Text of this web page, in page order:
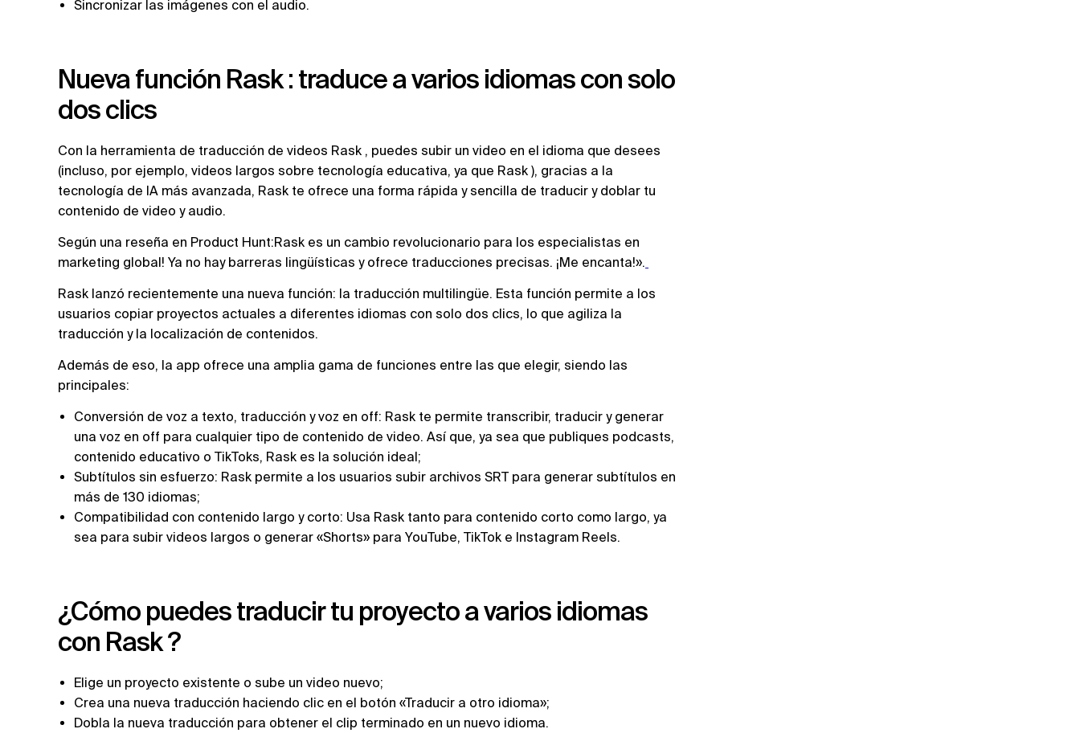
Sincronizar las imágenes con el audio.
Nueva función Rask : traduce a varios idiomas con solo
dos clics
Con la herramienta de traducción de videos Rask , puedes subir un video en el idioma que desees
(incluso, por ejemplo, videos largos sobre tecnología educativa, ya que Rask ), gracias a la
tecnología de IA más avanzada, Rask te ofrece una forma rápida y sencilla de traducir y doblar tu
contenido de video y audio.
Según una reseña en Product Hunt:Rask es un cambio revolucionario para los especialistas en
marketing global! Ya no hay barreras lingüísticas y ofrece traducciones precisas. ¡Me encanta!».
Rask lanzó recientemente una nueva función: la traducción multilingüe. Esta función permite a los
usuarios copiar proyectos actuales a diferentes idiomas con solo dos clics, lo que agiliza la
traducción y la localización de contenidos.
Además de eso, la app ofrece una amplia gama de funciones entre las que elegir, siendo las
principales:
Conversión de voz a texto, traducción y voz en off: Rask te permite transcribir, traducir y generar
una voz en off para cualquier tipo de contenido de video. Así que, ya sea que publiques podcasts,
contenido educativo o TikToks, Rask es la solución ideal;
‍Subtítulos sin esfuerzo: Rask permite a los usuarios subir archivos SRT para generar subtítulos en
más de 130 idiomas;
Compatibilidad con contenido largo y corto: Usa Rask tanto para contenido corto como largo, ya
sea para subir videos largos o generar «Shorts» para YouTube, TikTok e Instagram Reels.
¿Cómo puedes traducir tu proyecto a varios idiomas
con Rask ?
Elige un proyecto existente o sube un video nuevo;
Crea una nueva traducción haciendo clic en el botón «Traducir a otro idioma»;
Dobla la nueva traducción para obtener el clip terminado en un nuevo idioma.